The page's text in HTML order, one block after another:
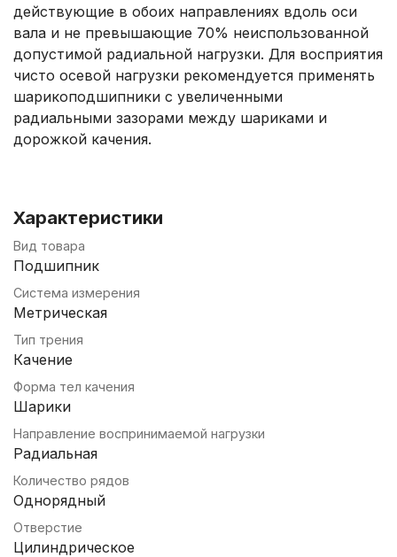
действующие в обоих направлениях вдоль оси
вала и не превышающие 70% неиспользованной
допустимой радиальной нагрузки. Для восприятия
чисто осевой нагрузки рекомендуется применять
шарикоподшипники с увеличенными
радиальными зазорами между шариками и
дорожкой качения.
Характеристики
Вид товара
Подшипник
Система измерения
Метрическая
Тип трения
Качение
Форма тел качения
Шарики
Направление воспринимаемой нагрузки
Радиальная
Количество рядов
Однорядный
Отверстие
Цилиндрическое